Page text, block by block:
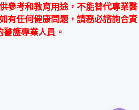
參考和教育用途，不能替代專業醫
有任何健康問題，請務必諮詢合資
醫護專業人員。